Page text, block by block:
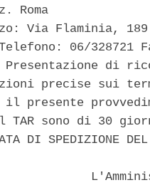
Roma
Via Flaminia,
06/328721
Presentazione di
precise sui
il presente
TAR sono di 30
DI SPEDIZIONE